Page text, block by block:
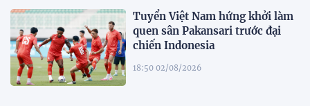
Tuyển Việt Nam hứng khởi làm
quen sân Pakansari trước đại
chiến Indonesia
18:50 02/08/2026